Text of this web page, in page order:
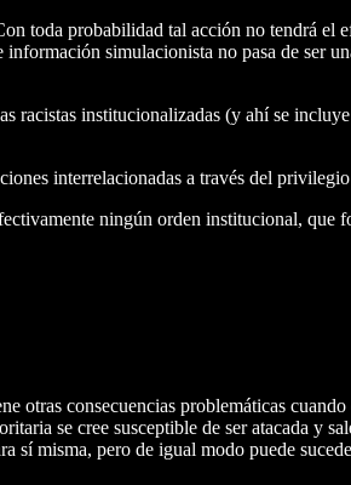
toda probabilidad tal acción no tendrá el
información simulacionista no pasa de
institucionalizadas (y ahí se
interrelacionadas a través del
ningún orden institucional, que
otras consecuencias problemáticas
se cree susceptible de ser atacada y
misma, pero de igual modo puede